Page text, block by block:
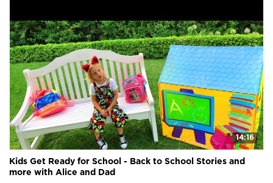
14:16
Kids Get Ready for School - Back to School Stories and
more with Alice and Dad